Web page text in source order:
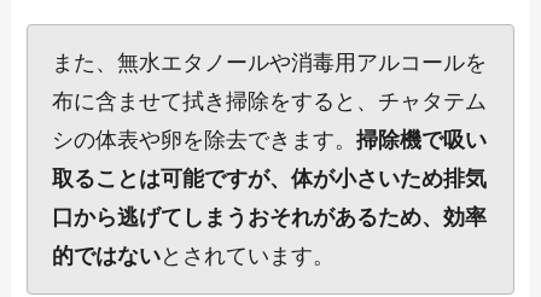
また、無水エタノールや消毒用アルコールを
布に含ませて拭き掃除をすると、チャタテム
シの体表や卵を除去できます。掃除機で吸い
取ることは可能ですが、体が小さいため排気
口から逃げてしまうおそれがあるため、効率
的ではないとされています。